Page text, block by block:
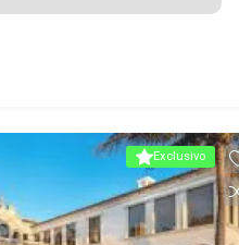
os mais modernos
lazer privativos.
Exclusivo